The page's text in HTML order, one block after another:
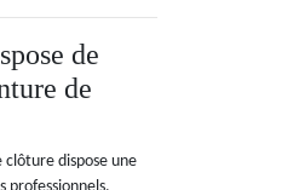
de
de
dispose une